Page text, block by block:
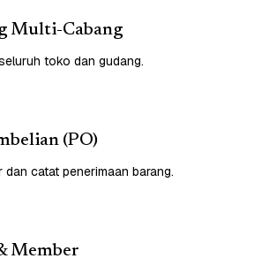
Multi-Cabang
toko dan gudang.
(PO)
catat penerimaan barang.
Member